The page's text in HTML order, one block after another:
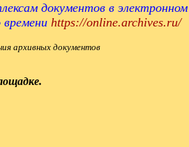
документов в
https://online.archives.ru/
архивных документов